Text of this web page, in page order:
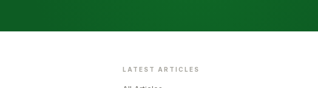
LATEST ARTICLES